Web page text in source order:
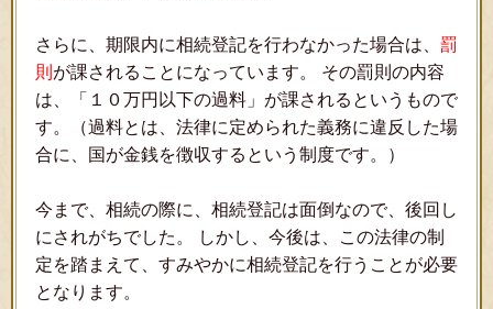
さらに、期限内に相続登記を行わなかった場合は、 罰
則 が課されることになっています。 その罰則の内容
は、「１０万円以下の過料」が課されるというもので
す。（過料とは、法律に定められた義務に違反した場
合に、国が金銭を徴収するという制度です。）
今まで、相続の際に、相続登記は面倒なので、後回し
にされがちでした。 しかし、今後は、この法律の制
定を踏まえて、すみやかに相続登記を行うことが必要
となります。